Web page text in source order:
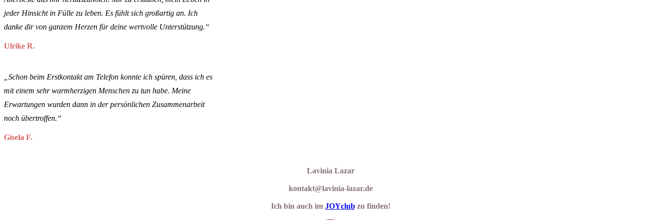
jeder Hinsicht in Fülle zu leben. Es fühlt sich großartig an. Ich
danke dir von ganzem Herzen für deine wertvolle Unterstützung.“
Ulrike R.
„Schon beim Erstkontakt am Telefon konnte ich spüren, dass ich es
mit einem sehr warmherzigen Menschen zu tun habe. Meine
Erwartungen wurden dann in der persönlichen Zusammenarbeit
noch übertroffen.“
Gisela F.
Lavinia Lazar
kontakt@lavinia-lazar.de
Ich bin auch im JOYclubzu finden!